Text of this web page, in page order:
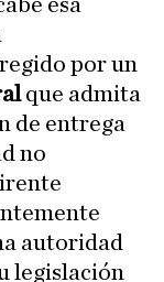
por un
que admita
de entrega
no
autoridad
legislación